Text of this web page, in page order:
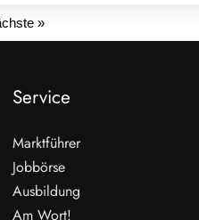
»
Service
Marktführer
Jobbörse
Ausbildung
Am Wort!